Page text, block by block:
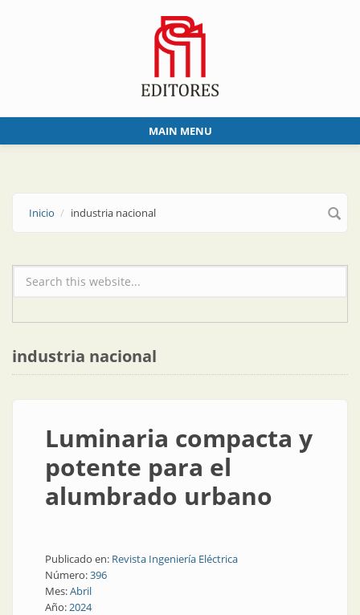
MAIN MENU
Inicio industria nacional
Formulario de búsqueda
industria nacional
Luminaria compacta y
potente para el
alumbrado urbano
Publicado en: Revista Ingeniería Eléctrica
Número:396
Mes:Abril
Año:2024